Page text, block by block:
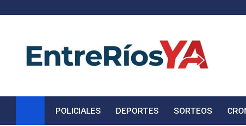
Noticias de Entre Ríos
POLICIALES DEPORTES SORTEOS